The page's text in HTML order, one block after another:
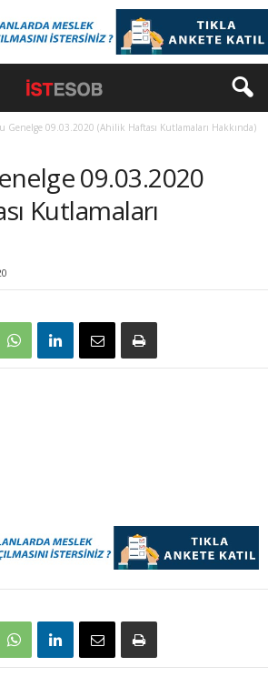
Genelge 09.03.2020 (Ahilik Haftası Kutlamaları Hakkında)
09.03.2020
Kutlamaları